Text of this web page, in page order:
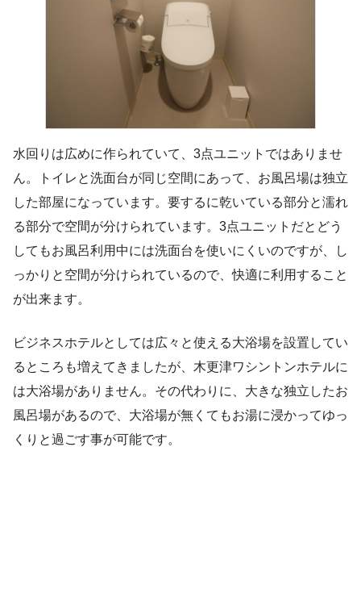
水回りは広めに作られていて、3点ユニットではありませ
ん。トイレと洗面台が同じ空間にあって、お風呂場は独立
した部屋になっています。要するに乾いている部分と濡れ
る部分で空間が分けられています。3点ユニットだとどう
してもお風呂利用中には洗面台を使いにくいのですが、し
っかりと空間が分けられているので、快適に利用すること
が出来ます。
ビジネスホテルとしては広々と使える大浴場を設置してい
るところも増えてきましたが、木更津ワシントンホテルに
は大浴場がありません。その代わりに、大きな独立したお
風呂場があるので、大浴場が無くてもお湯に浸かってゆっ
くりと過ごす事が可能です。